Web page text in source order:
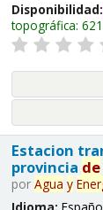
Disponibilidad:
topográfica:
Estacion
provincia de
por Agua y